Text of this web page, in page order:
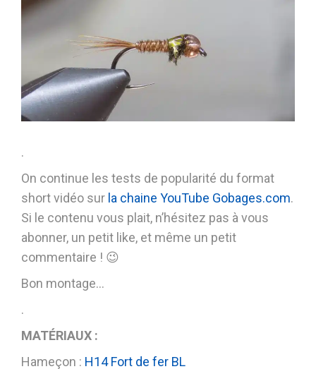
.
On continue les tests de popularité du format
short vidéo sur la chaine YouTube Gobages.com.
Si le contenu vous plait, n’hésitez pas à vous
abonner, un petit like, et même un petit
commentaire ! 😉
Bon montage…
.
MATÉRIAUX :
Hameçon : H14 Fort de fer BL